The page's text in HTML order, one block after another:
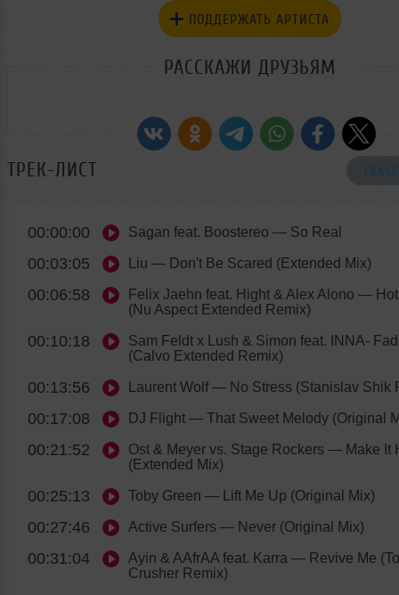
ПОДДЕРЖАТЬ АРТИСТА
РАССКАЖИ ДРУЗЬЯМ
ТРЕК-ЛИСТ
00:00:00 Sagan feat. Boostereo — So Real
00:03:05 Liu — Don't Be Scared (Extended Mix)
00:06:58 Felix Jaehn feat. Hight & Alex Alono —
(Nu Aspect Extended Remix)
00:10:18
Sam Feldt x Lush & Simon feat. INNA-
(Calvo Extended Remix)
00:13:56 Laurent Wolf— No Stress (Stanislav Shik
00:17:08 DJ Flight — That Sweet Melody (Original
00:21:52 Ost & Meyer vs. Stage Rockers — Make It
(Extended Mix)
00:25:13 Toby Green — Lift Me Up (Original Mix)
00:27:46 Active Surfers — Never (Original Mix)
00:31:04 Ayin & AAfrAA feat. Karra — Revive Me
Crusher Remix)